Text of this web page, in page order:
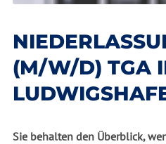
(M/W/D) TGA
Sie behalten den Überblick,